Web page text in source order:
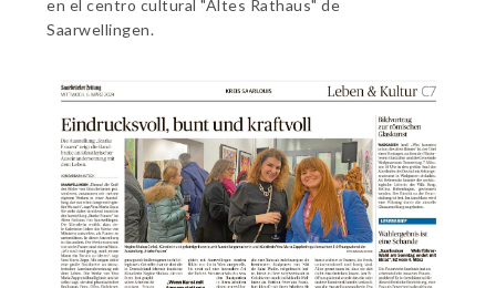
en el centro cultural "Altes Rathaus" de
Saarwellingen.